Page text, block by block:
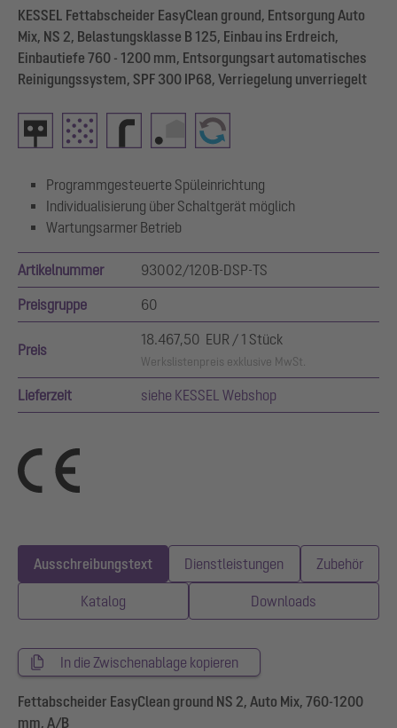
KESSEL Fettabscheider EasyClean ground, Entsorgung Auto
Mix, NS 2, Belastungsklasse B 125, Einbau ins Erdreich,
Einbautiefe 760 - 1200 mm, Entsorgungsart automatisches
Reinigungssystem, SPF 300 IP68, Verriegelung unverriegelt
Programmgesteuerte Spüleinrichtung
Individualisierung über Schaltgerät möglich
Wartungsarmer Betrieb
Artikelnummer 93002/120B-DSP-TS
Preisgruppe 60
Preis
18.467,50 EUR / 1 Stück
Werkslistenpreis exklusive MwSt.
Lieferzeit siehe KESSEL Webshop
Ausschreibungstext Dienstleistungen Zubehör
Katalog Downloads
In die Zwischenablage kopieren
Fettabscheider EasyClean ground NS 2, Auto Mix, 760-1200
mm, A/B